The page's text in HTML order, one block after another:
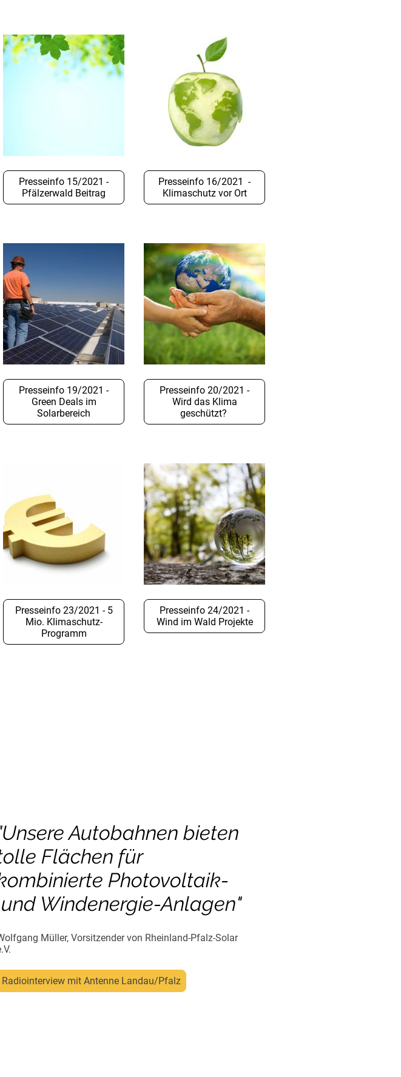
Presseinfo 15/2021 -
Pfälzerwald Beitrag
Presseinfo 16/2021 -
Klimaschutz vor Ort
Presseinfo 19/2021 -
Green Deals im
Solarbereich
Presseinfo 20/2021 -
Wird das Klima
geschützt?
Presseinfo 23/2021 - 5
Mio. Klimaschutz-
Programm
Presseinfo 24/2021 -
Wind im Wald Projekte
Autobahnen bieten
Flächen für
Photovoltaik-
und Windenergie-Anlagen"
Müller, Vorsitzender von Rheinland-Pfalz-Solar
Radiointerview mit Antenne Landau/Pfalz